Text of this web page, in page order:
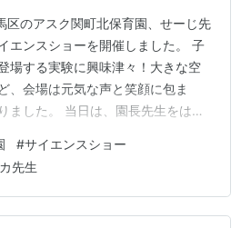
区のアスク関町北保育園、せーじ先
エンスショーを開催しました。 子
場する実験に興味津々！大きな空
、会場は元気な声と笑顔に包ま
ました。 当日は、園長先生をはじ
まで無事にショーを終えることが
了後には、園長先生と一緒に記念
ました。温かく迎えていただき、
いました！ 子どもたちにとって、
#サイエンスショー
先生